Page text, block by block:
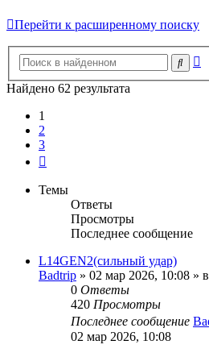
Перейти к расширенному поиску
Поиск
Найдено 62 результата
1
2
3
Темы
Ответы
Просмотры
Последнее сообщение
L14GEN2(сильный удар)
Badtrip » 02 мар 2026, 10:08 »
0 Ответы
420 Просмотры
Последнее сообщение
02 мар 2026, 10:08